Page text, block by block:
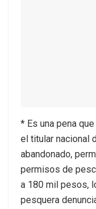
* Es una pena
el titular nacional
abandonado,
permisos de
a 180 mil pesos,
pesquera